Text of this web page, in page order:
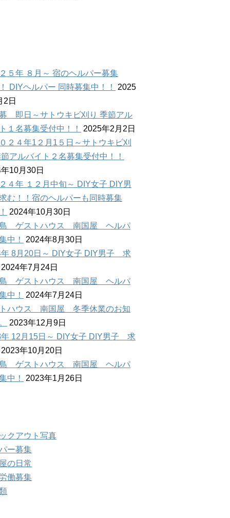
５年 ８月～ 宿のヘルパー募集
DIYヘルパー 同時募集中！！
2025
2日
即日～サトウキビ刈り 季節アル
１名募集受付中！！
2025年2月2日
２４年1２月1５日～サトウキビ刈
節アルバイト２名募集受付中！！
10月30日
４年 １２月中旬～ DIY女子 DIY男
む！！宿のヘルパーも同時募集
2024年10月30日
ゲストハウス 南国屋 ヘルパ
中！
2024年8月30日
年 8月20日～ DIY女子 DIY男子 求
2024年7月24日
ゲストハウス 南国屋 ヘルパ
中！
2024年7月24日
ハウス 南国屋 冬季休業のお知
2023年12月9日
年 12月15日～ DIY女子 DIY男子 求
2023年10月20日
ゲストハウス 南国屋 ヘルパ
中！
2023年1月26日
クアウト写真
ー募集
の日常
働募集